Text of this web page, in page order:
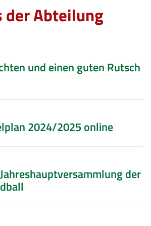
der Abteilung
und einen guten Rutsch
2024/2025 online
der